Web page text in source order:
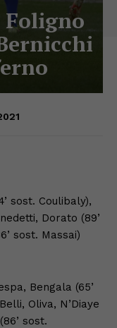
Foligno
sost. Coulibaly),
Dorato (89’
sost. Massai)
Bengala (65’
Oliva, N’Diaye
sost.